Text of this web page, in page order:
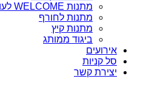
מתנות WELCOME לעובדים
מתנות לחורף
מתנות קיץ
ביגוד ממותג
אירועים
סל קניות
יצירת קשר